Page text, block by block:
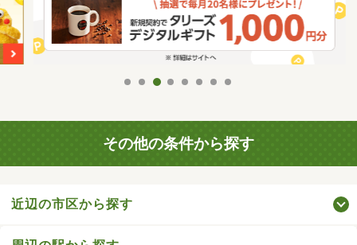
その他の条件から探す
近辺の市区から探す